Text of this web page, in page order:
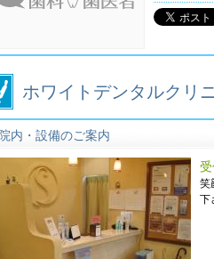
ホワイトデンタルクリ
内・設備のご案内
笑
下